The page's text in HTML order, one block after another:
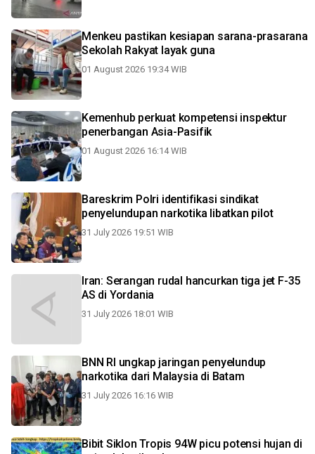
Menkeu pastikan kesiapan sarana-prasarana
Sekolah Rakyat layak guna
01 August 2026 19:34 WIB
Kemenhub perkuat kompetensi inspektur
penerbangan Asia-Pasifik
01 August 2026 16:14 WIB
Bareskrim Polri identifikasi sindikat
penyelundupan narkotika libatkan pilot
31 July 2026 19:51 WIB
Iran: Serangan rudal hancurkan tiga jet F-35
AS di Yordania
31 July 2026 18:01 WIB
BNN RI ungkap jaringan penyelundup
narkotika dari Malaysia di Batam
31 July 2026 16:16 WIB
Bibit Siklon Tropis 94W picu potensi hujan di